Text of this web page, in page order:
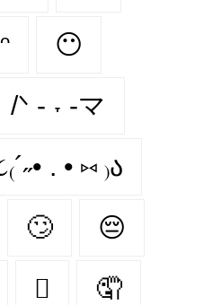
😶
/ᐠ - ˕ -マ
. • ⑅ ₎ა
🙄 😔
🫩 🤦‍